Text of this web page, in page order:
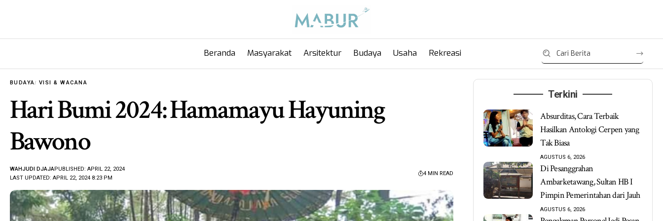
Beranda Masyarakat Arsitektur Budaya Usaha Rekreasi
BUDAYA VISI & WACANA
Hari Bumi 2024: Hamamayu Hayuning
Bawono
LAST UPDATED: APRIL 22, 2024 8:23 PM
WAHJUDI DJAJAPUBLISHED: APRIL 22, 2024
4 MIN READ
Terkini
Absurditas, Cara Terbaik
Hasilkan Antologi Cerpen yang
Tak Biasa
AGUSTUS 6, 2026
Di Pesanggrahan
Ambarketawang, Sultan HB I
Pimpin Pemerintahan dari Jauh
AGUSTUS 6, 2026